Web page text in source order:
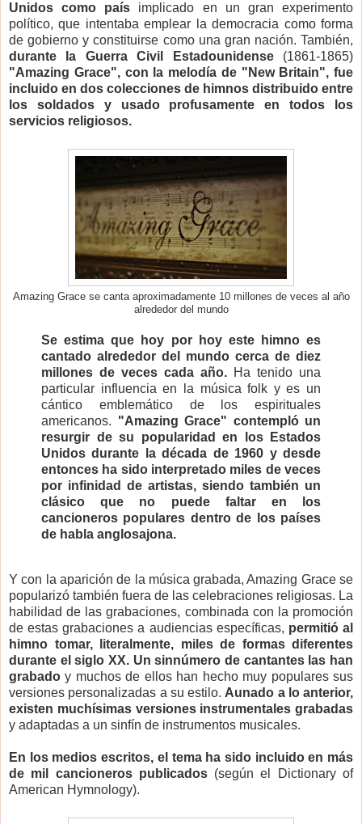
Unidos como país implicado en un gran experimento
político, que intentaba emplear la democracia como forma
de gobierno y constituirse como una gran nación. También,
durante la Guerra Civil Estadounidense(1861-1865)
"Amazing Grace", con la melodía de "New Britain", fue
incluido en dos colecciones de himnos distribuido entre
los soldados y usado profusamente en todos los
servicios religiosos.
Amazing Grace se canta aproximadamente 10 millones de veces al año
alrededor del mundo
Se estima que hoy por hoy este himno es
cantado alrededor del mundo cerca de diez
millones de veces cada año. Ha tenido una
particular influencia en la música folk y es un
cántico emblemático de los espirituales
americanos. "Amazing Grace" contempló un
resurgir de su popularidad en los Estados
Unidos durante la década de 1960 y desde
entonces ha sido interpretado miles de veces
por infinidad de artistas, siendo también un
clásico que no puede faltar en los
cancioneros populares dentro de los países
de habla anglosajona.
Y con la aparición de la música grabada, Amazing Grace se
popularizó también fuera de las celebraciones religiosas. La
habilidad de las grabaciones, combinada con la promoción
de estas grabaciones a audiencias específicas, permitió al
himno tomar, literalmente, miles de formas diferentes
durante el siglo XX. Un sinnúmero de cantantes las han
grabado y muchos de ellos han hecho muy populares sus
versiones personalizadas a su estilo. Aunado a lo anterior,
existen muchísimas versiones instrumentales grabadas
y adaptadas a un sinfín de instrumentos musicales.
En los medios escritos, el tema ha sido incluido en más
de mil cancioneros publicados(según el Dictionary of
American Hymnology).